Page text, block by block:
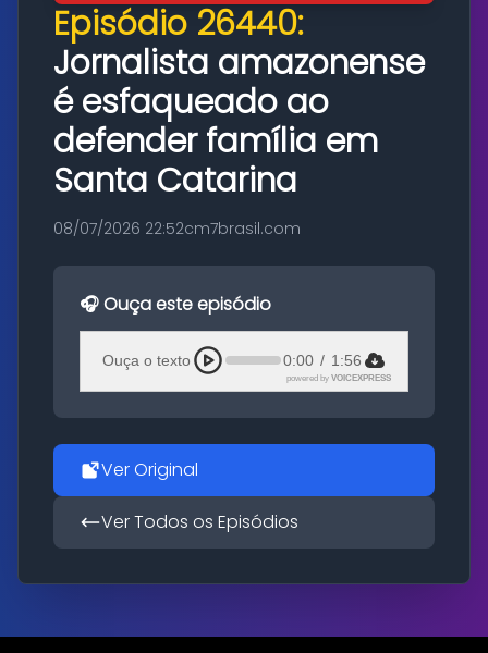
Episódio 26440:
Jornalista amazonense
é esfaqueado ao
defender família em
Santa Catarina
08/07/2026 22:52cm7brasil.com
🎧 Ouça este episódio
Ouça o texto 0:00 / 1:56
powered by VOICEXPRESS
Ver Original
Ver Todos os Episódios